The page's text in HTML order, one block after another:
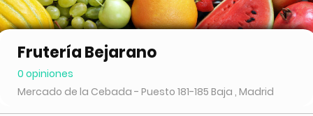
Frutería Bejarano
0 opiniones
Mercado de la Cebada - Puesto 181-185 Baja , Madrid